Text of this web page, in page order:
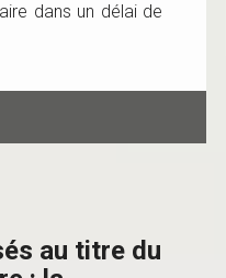
dans un délai de
au titre du